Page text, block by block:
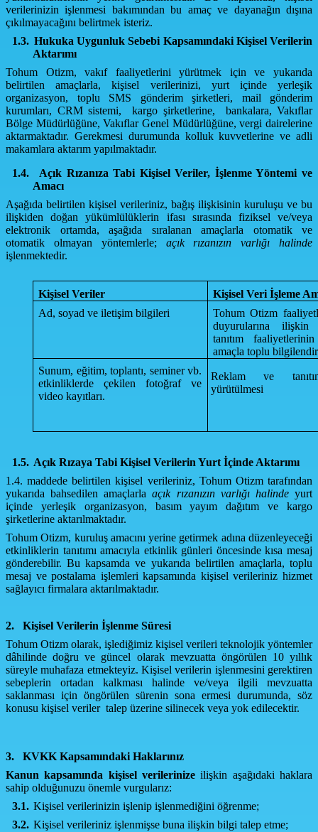
verilerinizin işlenmesi bakımından bu amaç ve dayanağın dışına
çıkılmayacağını belirtmek isteriz.
1.3. Hukuka Uygunluk Sebebi Kapsamındaki Kişisel Verilerin
Aktarımı
Tohum Otizm, vakıf faaliyetlerini yürütmek için ve yukarıda
belirtilen amaçlarla, kişisel verilerinizi, yurt içinde yerleşik
organizasyon, toplu SMS gönderim şirketleri, mail gönderim
kurumları, CRM sistemi, kargo şirketlerine, bankalara, Vakıflar
Bölge Müdürlüğüne, Vakıflar Genel Müdürlüğüne, vergi dairelerine
aktarmaktadır. Gerekmesi durumunda kolluk kuvvetlerine ve adli
makamlara aktarım yapılmaktadır.
1.4.
Açık Rızanıza Tabi Kişisel Veriler, İşlenme Yöntemi ve
Amacı
Aşağıda belirtilen kişisel verileriniz, bağış ilişkisinin kuruluşu ve bu
ilişkiden doğan yükümlülüklerin ifası sırasında fiziksel ve/veya
elektronik ortamda, aşağıda sıralanan amaçlarla otomatik ve
otomatik olmayan yöntemlerle; açık rızanızın varlığı halinde
işlenmektedir.
Kişisel Veriler
Kişisel Veri İşleme
Ad, soyad ve iletişim bilgileri
Tohum Otizm
duyurularına
tanıtım
amaçla toplu
Sunum, eğitim, toplantı, seminer vb.
etkinliklerde çekilen fotoğraf ve
video kayıtları.
Reklam ve
yürütülmesi
1.5. Açık Rızaya Tabi Kişisel Verilerin Yurt İçinde Aktarımı
1.4. maddede belirtilen kişisel verileriniz, Tohum Otizm tarafından
yukarıda bahsedilen amaçlarlaaçık rızanızın varlığı halindeyurt
içinde yerleşik organizasyon, basım yayım dağıtım ve kargo
şirketlerine aktarılmaktadır.
Tohum Otizm, kuruluş amacını yerine getirmek adına düzenleyeceği
etkinliklerin tanıtımı amacıyla etkinlik günleri öncesinde kısa mesaj
gönderebilir. Bu kapsamda ve yukarıda belirtilen amaçlarla, toplu
mesaj ve postalama işlemleri kapsamında kişisel verileriniz hizmet
sağlayıcı firmalara aktarılmaktadır.
2.
Kişisel Verilerin İşlenme Süresi
Tohum Otizm olarak, işlediğimiz kişisel verileri teknolojik yöntemler
dâhilinde doğru ve güncel olarak mevzuatta öngörülen 10 yıllık
süreyle muhafaza etmekteyiz. Kişisel verilerin işlenmesini gerektiren
sebeplerin ortadan kalkması halinde ve/veya ilgili mevzuatta
saklanması için öngörülen sürenin sona ermesi durumunda, söz
konusu kişisel veriler talep üzerine silinecek veya yok edilecektir.
3.
KVKK Kapsamındaki Haklarınız
Kanun kapsamında kişisel verilerinizeilişkin aşağıdaki haklara
sahip olduğunuzu önemle vurgularız:
3.1. Kişisel verilerinizin işlenip işlenmediğini öğrenme;
3.2. Kişisel verileriniz işlenmişse buna ilişkin bilgi talep etme;